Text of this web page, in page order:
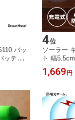
バッ
テリー
バッテ
4位
ソーラー
ト 幅
防水 ロウ
外 ガーデ
接照明 階
ライト
1,669 円